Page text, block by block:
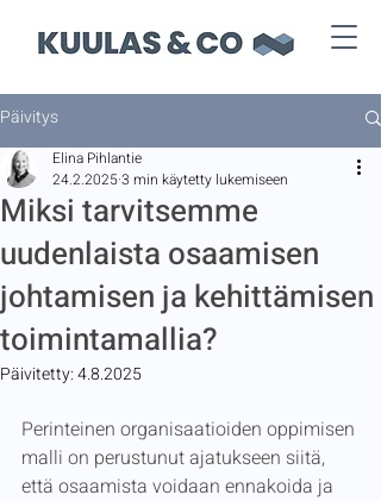
Päivitys
Miksi tarvitsemme
uudenlaista osaamisen
johtamisen ja kehittämisen
toimintamallia?
Elina Pihlantie
24.2.20253 min käytetty lukemiseen
Päivitetty:4.8.2025
Perinteinen organisaatioiden oppimisen
malli on perustunut ajatukseen siitä,
että osaamista voidaan ennakoida ja